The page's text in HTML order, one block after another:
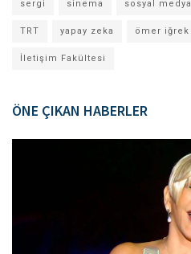
sergi sinema sosyal medya
TRT yapay zeka ömer iğrek
İletişim Fakültesi
ÖNE ÇIKAN HABERLER